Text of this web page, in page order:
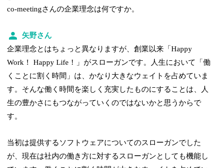
co-meetingさんの企業理念は何ですか。
矢野さん
企業理念とはちょっと異なりますが、創業以来「Happy
Work！ Happy Life！」がスローガンです。人生において「働
くことに割く時間」は、かなり大きなウェイトを占めていま
す。そんな働く時間を楽しく充実したものにすることは、人
生の豊かさにもつながっていくのではないかと思うからで
す。
当初は提供するソフトウェアについてのスローガンでした
が、現在は社内の働き方に対するスローガンとしても機能し